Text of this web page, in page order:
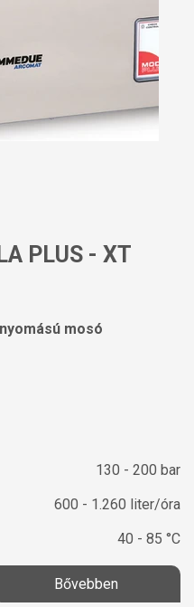
PLUS - XT
mosó
130 - 200 bar
600 - 1.260 liter/óra
40 - 85 °C
Bővebben